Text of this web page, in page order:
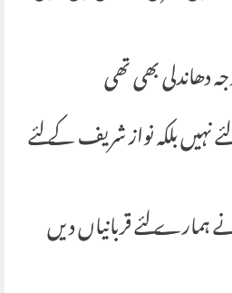
بھی تھی
بلکہ نواز شریف کے لئے
لئے قربانیاں دیں